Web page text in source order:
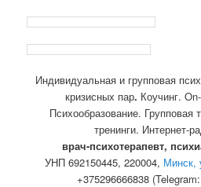
Индивидуальная и групповая
кризисных пар. Коучинг.
Психообразование. Групповая
тренинги. Интернет-
врач-психотерапевт,
УНП 692150445, 220004, Минск,
+375296666838